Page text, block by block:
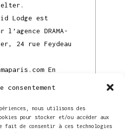
consentement
nous utilisons des
pour stocker et/ou accéder aux
fait de consentir à ces technologies
Lodge est
l’agence DRAMA-
24 rue Feydeau
En
4LZ –